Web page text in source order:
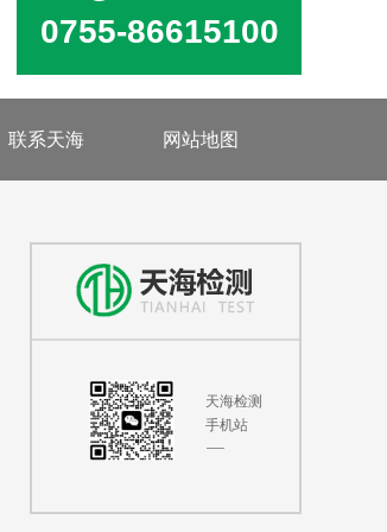
0755-86615100
联系天海 网站地图
天海检测
手机站